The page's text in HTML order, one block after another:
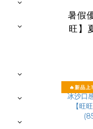
暑假
旺】
凍痴
🔥新品上